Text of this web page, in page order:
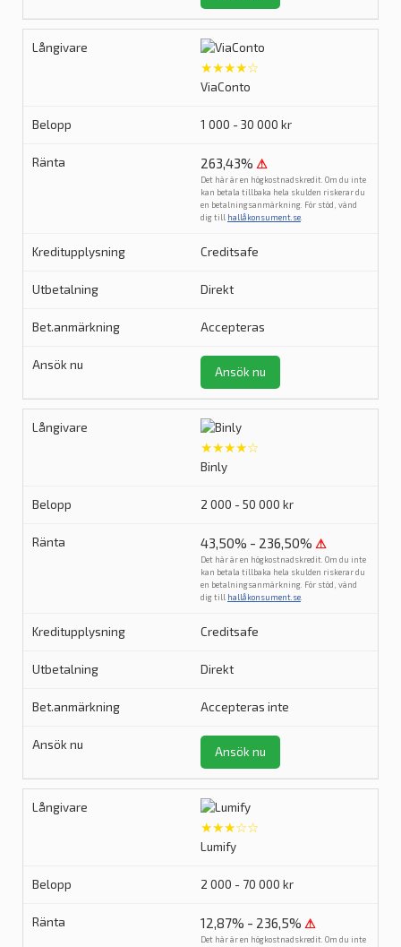
★★★★☆
ViaConto
1 000 - 30 000 kr
263,43% ⚠
Det här är en högkostnadskredit. Om du inte
kan betala tillbaka hela skulden riskerar du
en betalningsanmärkning. För stöd, vänd
dig till hallåkonsument.se
Creditsafe
Direkt
Accepteras
Ansök nu
★★★★☆
Binly
2 000 - 50 000 kr
43,50% - 236,50% ⚠
Det här är en högkostnadskredit. Om du inte
kan betala tillbaka hela skulden riskerar du
en betalningsanmärkning. För stöd, vänd
dig till hallåkonsument.se
Creditsafe
Direkt
Accepteras inte
Ansök nu
★★★☆☆
Lumify
2 000 - 70 000 kr
12,87% - 236,5% ⚠
Det här är en högkostnadskredit. Om du inte